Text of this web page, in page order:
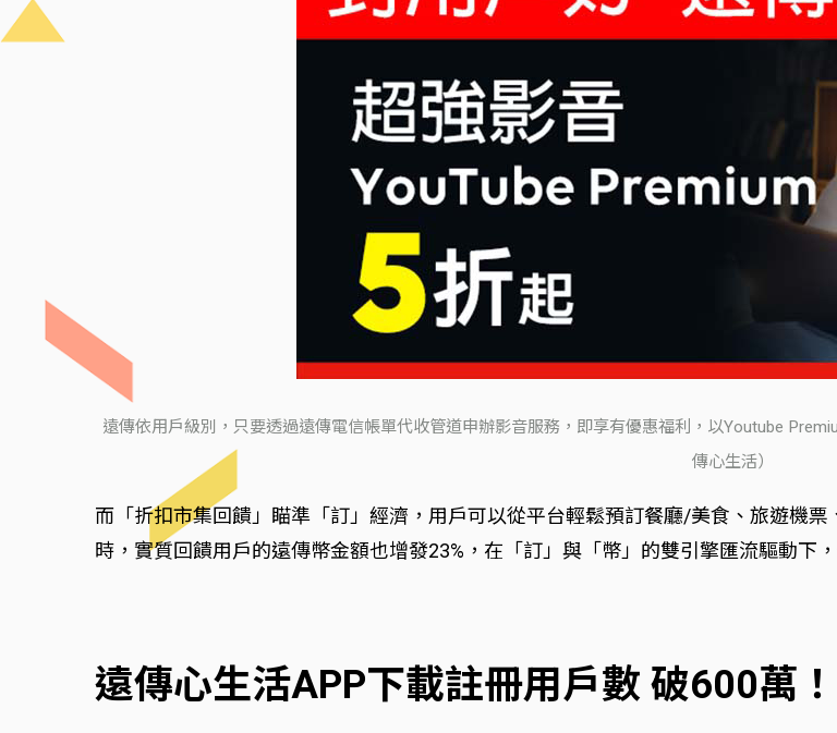
遠傳依用戶級別，只要透過遠傳電信帳單代收管道申辦影音服務，即享有優惠福利，以Youtube
傳心生活）
而「折扣市集回饋」瞄準「訂」經濟，用戶可以從平台輕鬆預訂餐廳/美食、旅遊機
時，實質回饋用戶的遠傳幣金額也增發23%，在「訂」與「幣」的雙引擎匯流驅動下
遠傳心生活APP下載註冊用戶數 破600萬